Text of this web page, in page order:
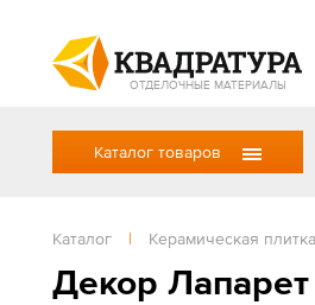
ОТДЕЛОЧНЫЕ МАТЕРИАЛЫ
Каталог товаров
Каталог | Керамическая
Декор